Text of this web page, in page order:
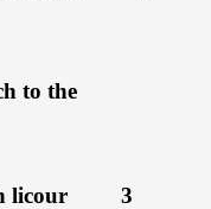
to the
3
licour